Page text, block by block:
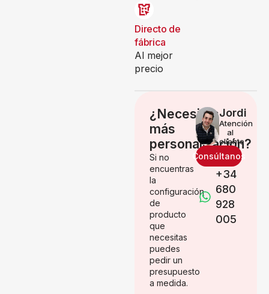
Directo de
fábrica
Al mejor
precio
¿Necesitas
más
personalización?
Si no
encuentras
la
configuración
de
producto
que
necesitas
puedes
pedir un
presupuesto
a medida.
Jordi
Atención
al
cliente
Consúltanos
+34
680
928
005